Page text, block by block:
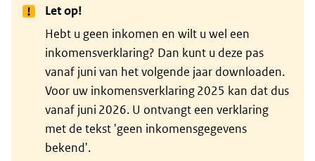
Let op!
Hebt u geen inkomen en wilt u wel een
inkomensverklaring? Dan kunt u deze pas
vanaf juni van het volgende jaar downloaden.
Voor uw inkomensverklaring 2025 kan dat dus
vanaf juni 2026. U ontvangt een verklaring
met de tekst 'geen inkomensgegevens
bekend'.